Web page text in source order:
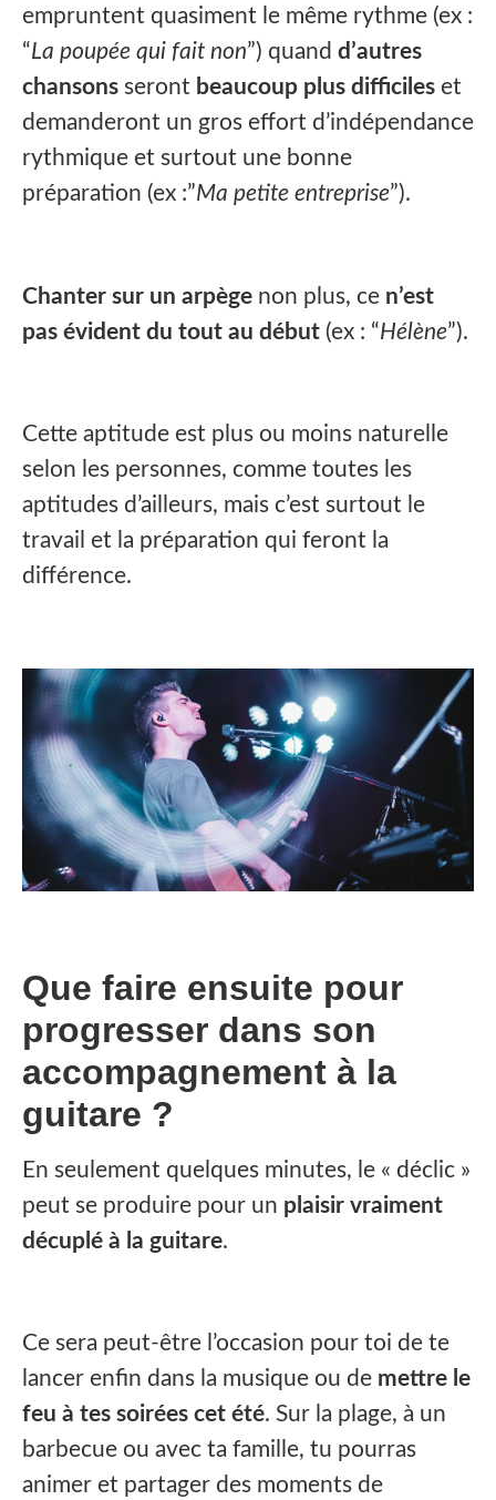
empruntent quasiment le même rythme (ex :
“La poupée qui fait non”) quand d’autres
chansons seront beaucoup plus difficiles et
demanderont un gros effort d’indépendance
rythmique et surtout une bonne
préparation (ex :”Ma petite entreprise”).
Chanter sur un arpège non plus, ce n’est
pas évident du tout au début (ex : “Hélène”).
Cette aptitude est plus ou moins naturelle
selon les personnes, comme toutes les
aptitudes d’ailleurs, mais c’est surtout le
travail et la préparation qui feront la
différence.
Que faire ensuite pour
progresser dans son
accompagnement à la
guitare ?
En seulement quelques minutes, le « déclic »
peut se produire pour un plaisir vraiment
décuplé à la guitare.
Ce sera peut-être l’occasion pour toi de te
lancer enfin dans la musique ou de mettre le
feu à tes soirées cet été. Sur la plage, à un
barbecue ou avec ta famille, tu pourras
animer et partager des moments de